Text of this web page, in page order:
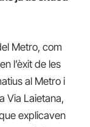
Metro, com
l’èxit de les
al Metro i
Via Laietana,
explicaven